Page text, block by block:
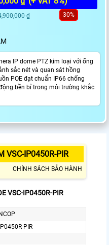
₫ 30%
IP dome PTZ kim loại với ống
sắc nét và quan sát hồng
POE đạt chuẩn IP66 chống
bền bỉ trong môi trường khắc
VSC-IP0450R-PIR
CHÍNH SÁCH BẢO HÀNH
VSC-IP0450R-PIR
PIR